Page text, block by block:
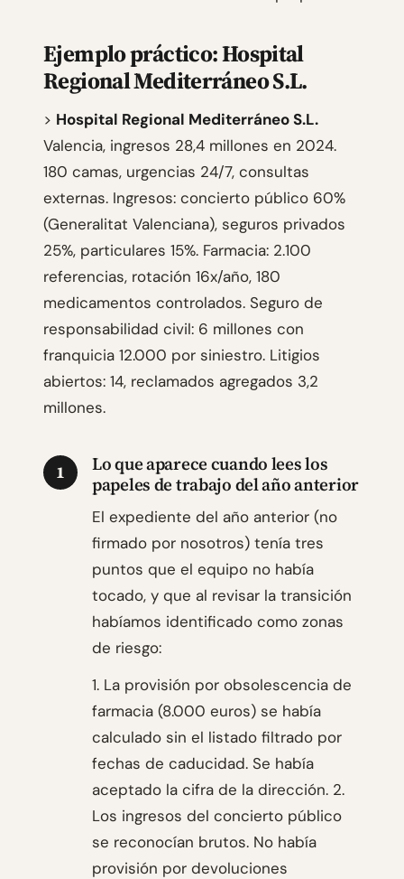
Ejemplo práctico: Hospital
Regional Mediterráneo S.L.
> Hospital Regional Mediterráneo S.L.
Valencia, ingresos 28,4 millones en 2024.
180 camas, urgencias 24/7, consultas
externas. Ingresos: concierto público 60%
(Generalitat Valenciana), seguros privados
25%, particulares 15%. Farmacia: 2.100
referencias, rotación 16x/año, 180
medicamentos controlados. Seguro de
responsabilidad civil: 6 millones con
franquicia 12.000 por siniestro. Litigios
abiertos: 14, reclamados agregados 3,2
millones.
1
Lo que aparece cuando lees los
papeles de trabajo del año anterior
El expediente del año anterior (no
firmado por nosotros) tenía tres
puntos que el equipo no había
tocado, y que al revisar la transición
habíamos identificado como zonas
de riesgo:
1. La provisión por obsolescencia de
farmacia (8.000 euros) se había
calculado sin el listado filtrado por
fechas de caducidad. Se había
aceptado la cifra de la dirección. 2.
Los ingresos del concierto público
se reconocían brutos. No había
provisión por devoluciones